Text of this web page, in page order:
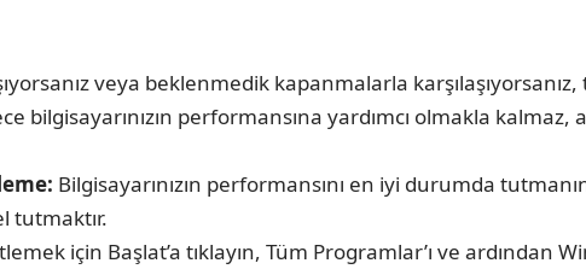
veya beklenmedik kapanmalarla
bilgisayarınızın performansına yardımcı olmakla kalmaz,
Bilgisayarınızın performansını en iyi durumda
tutmaktır.
için Başlat’a tıklayın, Tüm Programlar’ı ve ardından